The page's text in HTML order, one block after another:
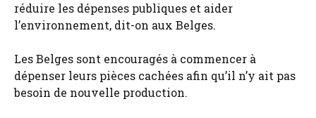
réduire les dépenses publiques et aider
l’environnement, dit-on aux Belges.
Les Belges sont encouragés à commencer à
dépenser leurs pièces cachées afin qu’il n’y ait pas
besoin de nouvelle production.